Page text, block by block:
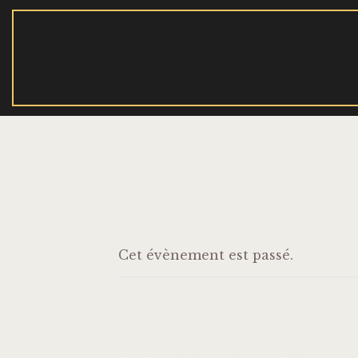
Cet évènement est passé.